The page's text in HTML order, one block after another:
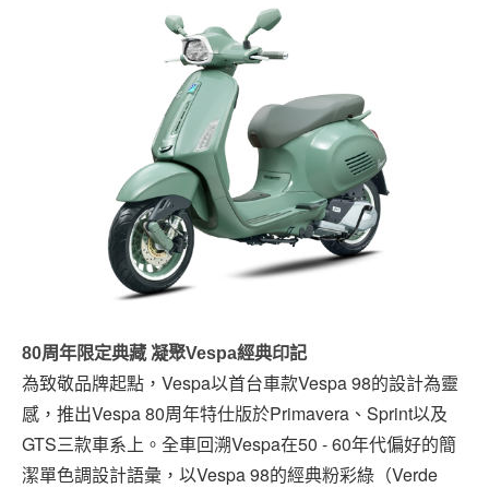
80周年限定典藏 凝聚Vespa經典印記
為致敬品牌起點，Vespa以首台車款Vespa 98的設計為靈
感，推出Vespa 80周年特仕版於Primavera、Sprint以及
GTS三款車系上。全車回溯Vespa在50 - 60年代偏好的簡
潔單色調設計語彙，以Vespa 98的經典粉彩綠（Verde